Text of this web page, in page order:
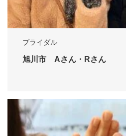
ブライダル
旭川市 Aさん・Rさん